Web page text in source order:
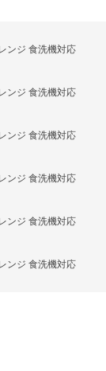
ンジ 食洗機対応
ンジ 食洗機対応
ンジ 食洗機対応
ンジ 食洗機対応
ンジ 食洗機対応
ンジ 食洗機対応